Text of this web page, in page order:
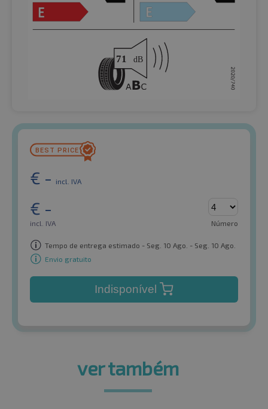
€ - incl. IVA
€ -
incl. IVA Número
Tempo de entrega estimado - Seg. 10 Ago. - Seg. 10 Ago.
Envio gratuito
Indisponível
ver também